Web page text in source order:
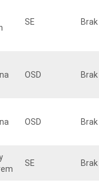
SE Brak
OSD Brak
OSD Brak
SE Brak